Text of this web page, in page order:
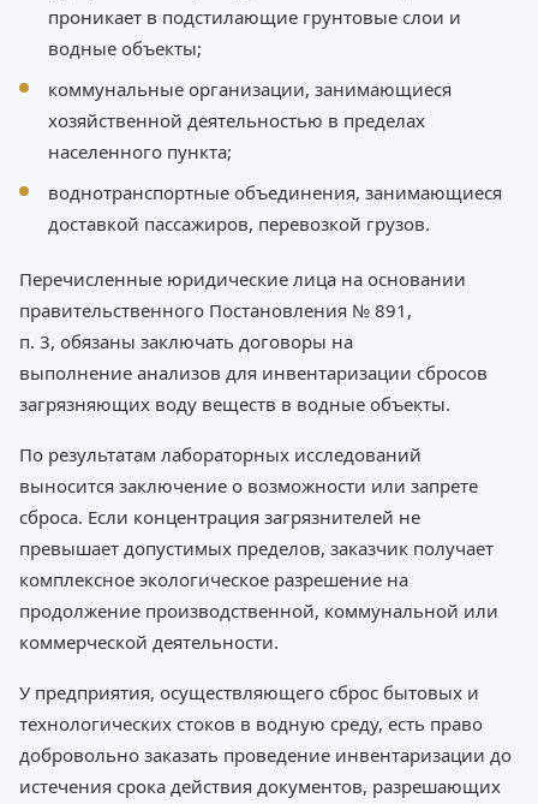
проникает в подстилающие грунтовые слои и
водные объекты;
коммунальные организации, занимающиеся
хозяйственной деятельностью в пределах
населенного пункта;
воднотранспортные объединения, занимающиеся
доставкой пассажиров, перевозкой грузов.
Перечисленные юридические лица на основании
правительственного Постановления № 891,
п. 3, обязаны заключать договоры на
выполнение анализов для инвентаризации сбросов
загрязняющих воду веществ в водные объекты.
По результатам лабораторных исследований
выносится заключение о возможности или запрете
сброса. Если концентрация загрязнителей не
превышает допустимых пределов, заказчик получает
комплексное экологическое разрешение на
продолжение производственной, коммунальной или
коммерческой деятельности.
У предприятия, осуществляющего сброс бытовых и
технологических стоков в водную среду, есть право
добровольно заказать проведение инвентаризации до
истечения срока действия документов, разрешающих